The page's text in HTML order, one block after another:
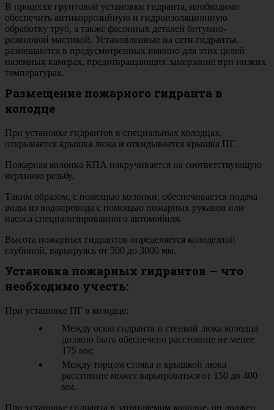
В процессе грунтовой установки гидранта, необходимо
обеспечить антикоррозийную и гидроизоляционную
обработку труб, а также фасонных деталей битумно-
резиновой мастикой. Установленные на сети гидранты,
размещаются в предусмотренных именно для этих целей
наземных камерах, предотвращающих замерзание при низких
температурах.
Размещение пожарного гидранта в
колодце
При установке гидрантов в специальных колодцах,
открывается крышка люка и откидывается крышка ПГ.
Пожарная колонка КПА накручивается на соответствующую
верхнюю резьбу.
Таким образом, с помощью колонки, обеспечивается подача
воды из водопровода с помощью пожарных рукавов или
насоса специализированного автомобиля.
Высота пожарных гидрантов определяется колодезной
глубиной, варьируясь от 500 до 3000 мм.
Установка пожарных гидрантов — что
необходимо учесть:
При установке ПГ в колодце:
Между осью гидранта и стенкой люка колодца
должно быть обеспечено расстояние не менее
175 мм;
Между торцом стояка и крышкой люка
расстояние может варьироваться от 150 до 400
мм.
При установке гидранта в затопляемом колодце, он должен